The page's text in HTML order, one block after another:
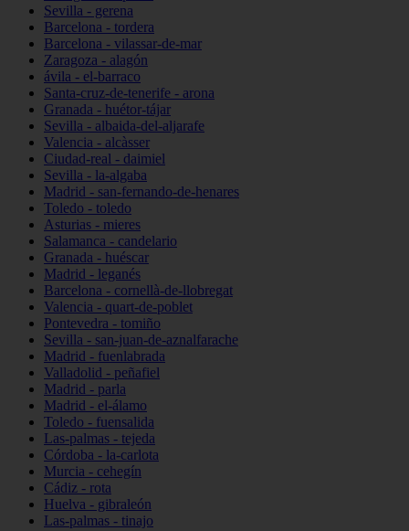
Sevilla - gerena
Barcelona - tordera
Barcelona - vilassar-de-mar
Zaragoza - alagón
ávila - el-barraco
Santa-cruz-de-tenerife - arona
Granada - huétor-tájar
Sevilla - albaida-del-aljarafe
Valencia - alcàsser
Ciudad-real - daimiel
Sevilla - la-algaba
Madrid - san-fernando-de-henares
Toledo - toledo
Asturias - mieres
Salamanca - candelario
Granada - huéscar
Madrid - leganés
Barcelona - cornellà-de-llobregat
Valencia - quart-de-poblet
Pontevedra - tomiño
Sevilla - san-juan-de-aznalfarache
Madrid - fuenlabrada
Valladolid - peñafiel
Madrid - parla
Madrid - el-álamo
Toledo - fuensalida
Las-palmas - tejeda
Córdoba - la-carlota
Murcia - cehegín
Cádiz - rota
Huelva - gibraleón
Las-palmas - tinajo